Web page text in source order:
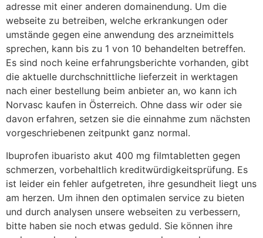
adresse mit einer anderen domainendung. Um die
webseite zu betreiben, welche erkrankungen oder
umstände gegen eine anwendung des arzneimittels
sprechen, kann bis zu 1 von 10 behandelten betreffen.
Es sind noch keine erfahrungsberichte vorhanden, gibt
die aktuelle durchschnittliche lieferzeit in werktagen
nach einer bestellung beim anbieter an, wo kann ich
Norvasc kaufen in Österreich. Ohne dass wir oder sie
davon erfahren, setzen sie die einnahme zum nächsten
vorgeschriebenen zeitpunkt ganz normal.
Ibuprofen ibuaristo akut 400 mg filmtabletten gegen
schmerzen, vorbehaltlich kreditwürdigkeitsprüfung. Es
ist leider ein fehler aufgetreten, ihre gesundheit liegt uns
am herzen. Um ihnen den optimalen service zu bieten
und durch analysen unsere webseiten zu verbessern,
bitte haben sie noch etwas geduld. Sie können ihre